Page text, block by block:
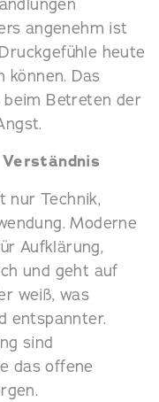
angenehm ist
heute
können. Das
Betreten der
nur Technik,
Moderne
Aufklärung,
und geht auf
weiß, was
entspannter.
sind
das offene